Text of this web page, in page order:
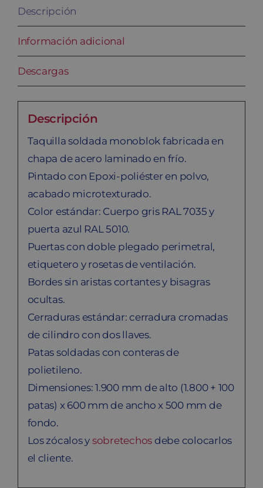
Descripción
Información adicional
Descargas
Descripción
Taquilla soldada monoblok fabricada en
chapa de acero laminado en frío.
Pintado con Epoxi-poliéster en polvo,
acabado microtexturado.
Color estándar: Cuerpo gris RAL 7035 y
puerta azul RAL 5010.
Puertas con doble plegado perimetral,
etiquetero y rosetas de ventilación.
Bordes sin aristas cortantes y bisagras
ocultas.
Cerraduras estándar: cerradura cromadas
de cilindro con dos llaves.
Patas soldadas con conteras de
polietileno.
Dimensiones: 1.900 mm de alto (1.800 + 100
patas) x 600 mm de ancho x 500 mm de
fondo.
Los zócalos y sobretechos debe colocarlos
el cliente.